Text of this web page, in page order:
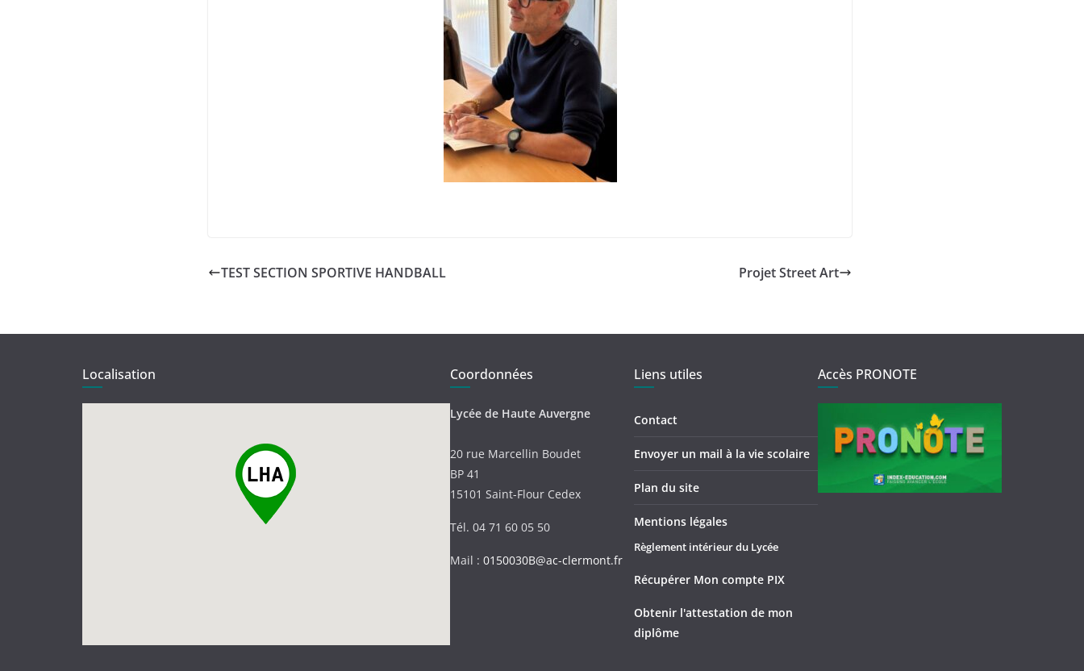
TEST SECTION SPORTIVE HANDBALL Projet Street Art
Localisation Coordonnées
Lycée de Haute Auvergne
20 rue Marcellin Boudet
BP 41
15101 Saint-Flour Cedex
Tél. 04 71 60 05 50
Mail : 0150030B@ac-clermont.fr
Liens utiles
Contact
Envoyer un mail à la vie scolaire
Plan du site
Mentions légales
Règlement intérieur du Lycée
Récupérer Mon compte PIX
Obtenir l'attestation de mon
diplôme
Accès PRONOTE